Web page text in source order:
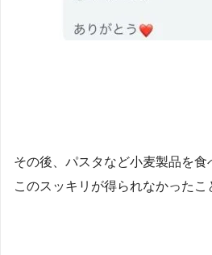
その後、パスタなど小麦製品を食
このスッキリが得られなかったこ